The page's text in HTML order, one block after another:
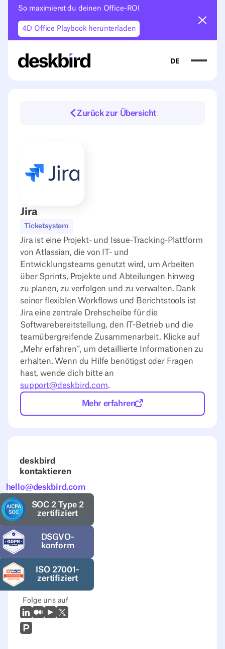
So maximierst du deinen Office-ROI
4D Office Playbook herunterladen
DE
Zurück zur Übersicht
Jira
Ticketsystem
Jira ist eine Projekt- und Issue-Tracking-Plattform
von Atlassian, die von IT- und
Entwicklungsteams genutzt wird, um Arbeiten
über Sprints, Projekte und Abteilungen hinweg
zu planen, zu verfolgen und zu verwalten. Dank
seiner flexiblen Workflows und Berichtstools ist
Jira eine zentrale Drehscheibe für die
Softwarebereitstellung, den IT-Betrieb und die
teamübergreifende Zusammenarbeit. Klicke auf
„Mehr erfahren“, um detaillierte Informationen zu
erhalten. Wenn du Hilfe benötigst oder Fragen
hast, wende dich bitte an
support@deskbird.com.
Mehr erfahren
deskbird
kontaktieren
hello@deskbird.com
SOC 2 Type 2
zertifiziert
DSGVO-
konform
ISO 27001-
zertifiziert
Folge uns auf
LinkedIn
MittelYoutubeX (Twitter)
Prodcut Hunt